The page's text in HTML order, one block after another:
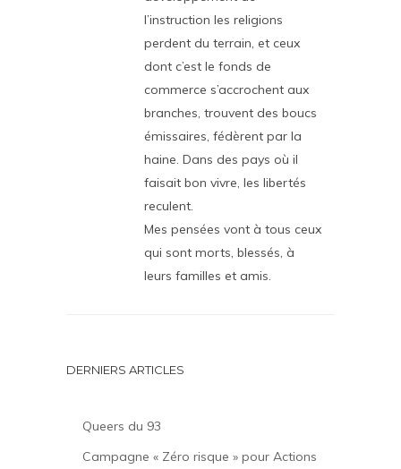
l’instruction les religions
perdent du terrain, et ceux
dont c’est le fonds de
commerce s’accrochent aux
branches, trouvent des boucs
émissaires, fédèrent par la
haine. Dans des pays où il
faisait bon vivre, les libertés
reculent.
Mes pensées vont à tous ceux
qui sont morts, blessés, à
leurs familles et amis.
DERNIERS ARTICLES
Queers du 93
Campagne « Zéro risque » pour Actions